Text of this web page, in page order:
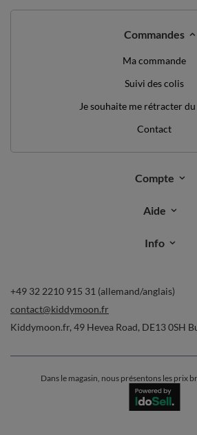
Commandes
Ma commande
Suivi des colis
Je souhaite me rétracter
Contact
Compte
Aide
Info
+49 32 2210 915 31 (allemand/anglais)
contact@kiddymoon.fr
Kiddymoon.fr, 49 Hevea Road, DE13 0SH
Dans le magasin, nous présentons les prix